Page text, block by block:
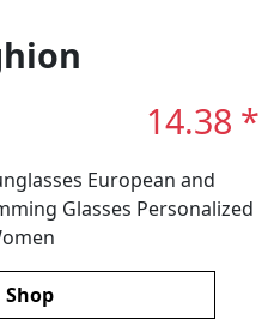
14.38 *
European and
Glasses Personalized